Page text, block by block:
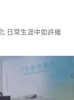
日常生涯中如許維